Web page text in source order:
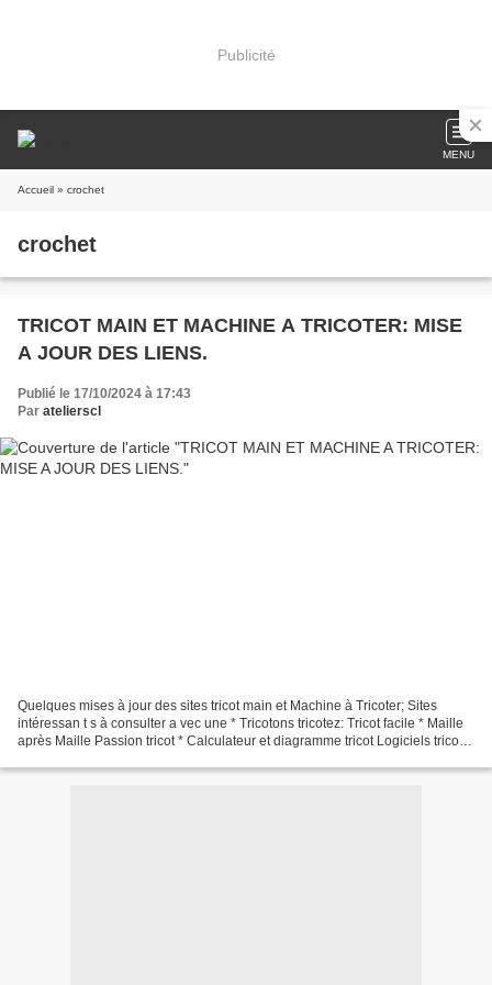
Publicité
MENU
Accueil » crochet
crochet
TRICOT MAIN ET MACHINE A TRICOTER: MISE
A JOUR DES LIENS.
Publié le 17/10/2024 à 17:43
Par atelierscl
Quelques mises à jour des sites tricot main et Machine à Tricoter; Sites
intéressan t s à consulter a vec une * Tricotons tricotez: Tricot facile * Maille
après Maille Passion tricot * Calculateur et diagramme tricot Logiciels tricot